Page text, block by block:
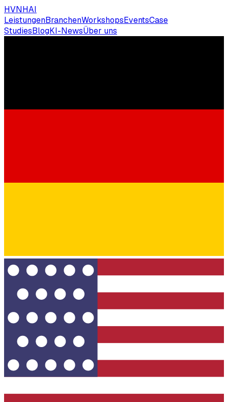
HVNHAI
LeistungenBranchenWorkshopsEventsCase
StudiesBlogKI-NewsÜber uns